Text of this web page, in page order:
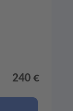
240 €